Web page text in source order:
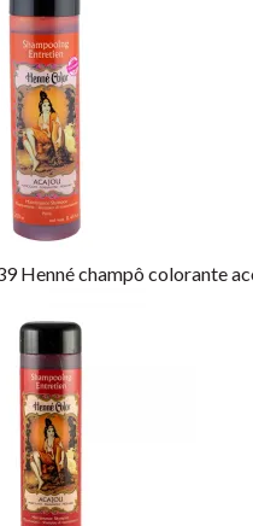
Henné champô colorante